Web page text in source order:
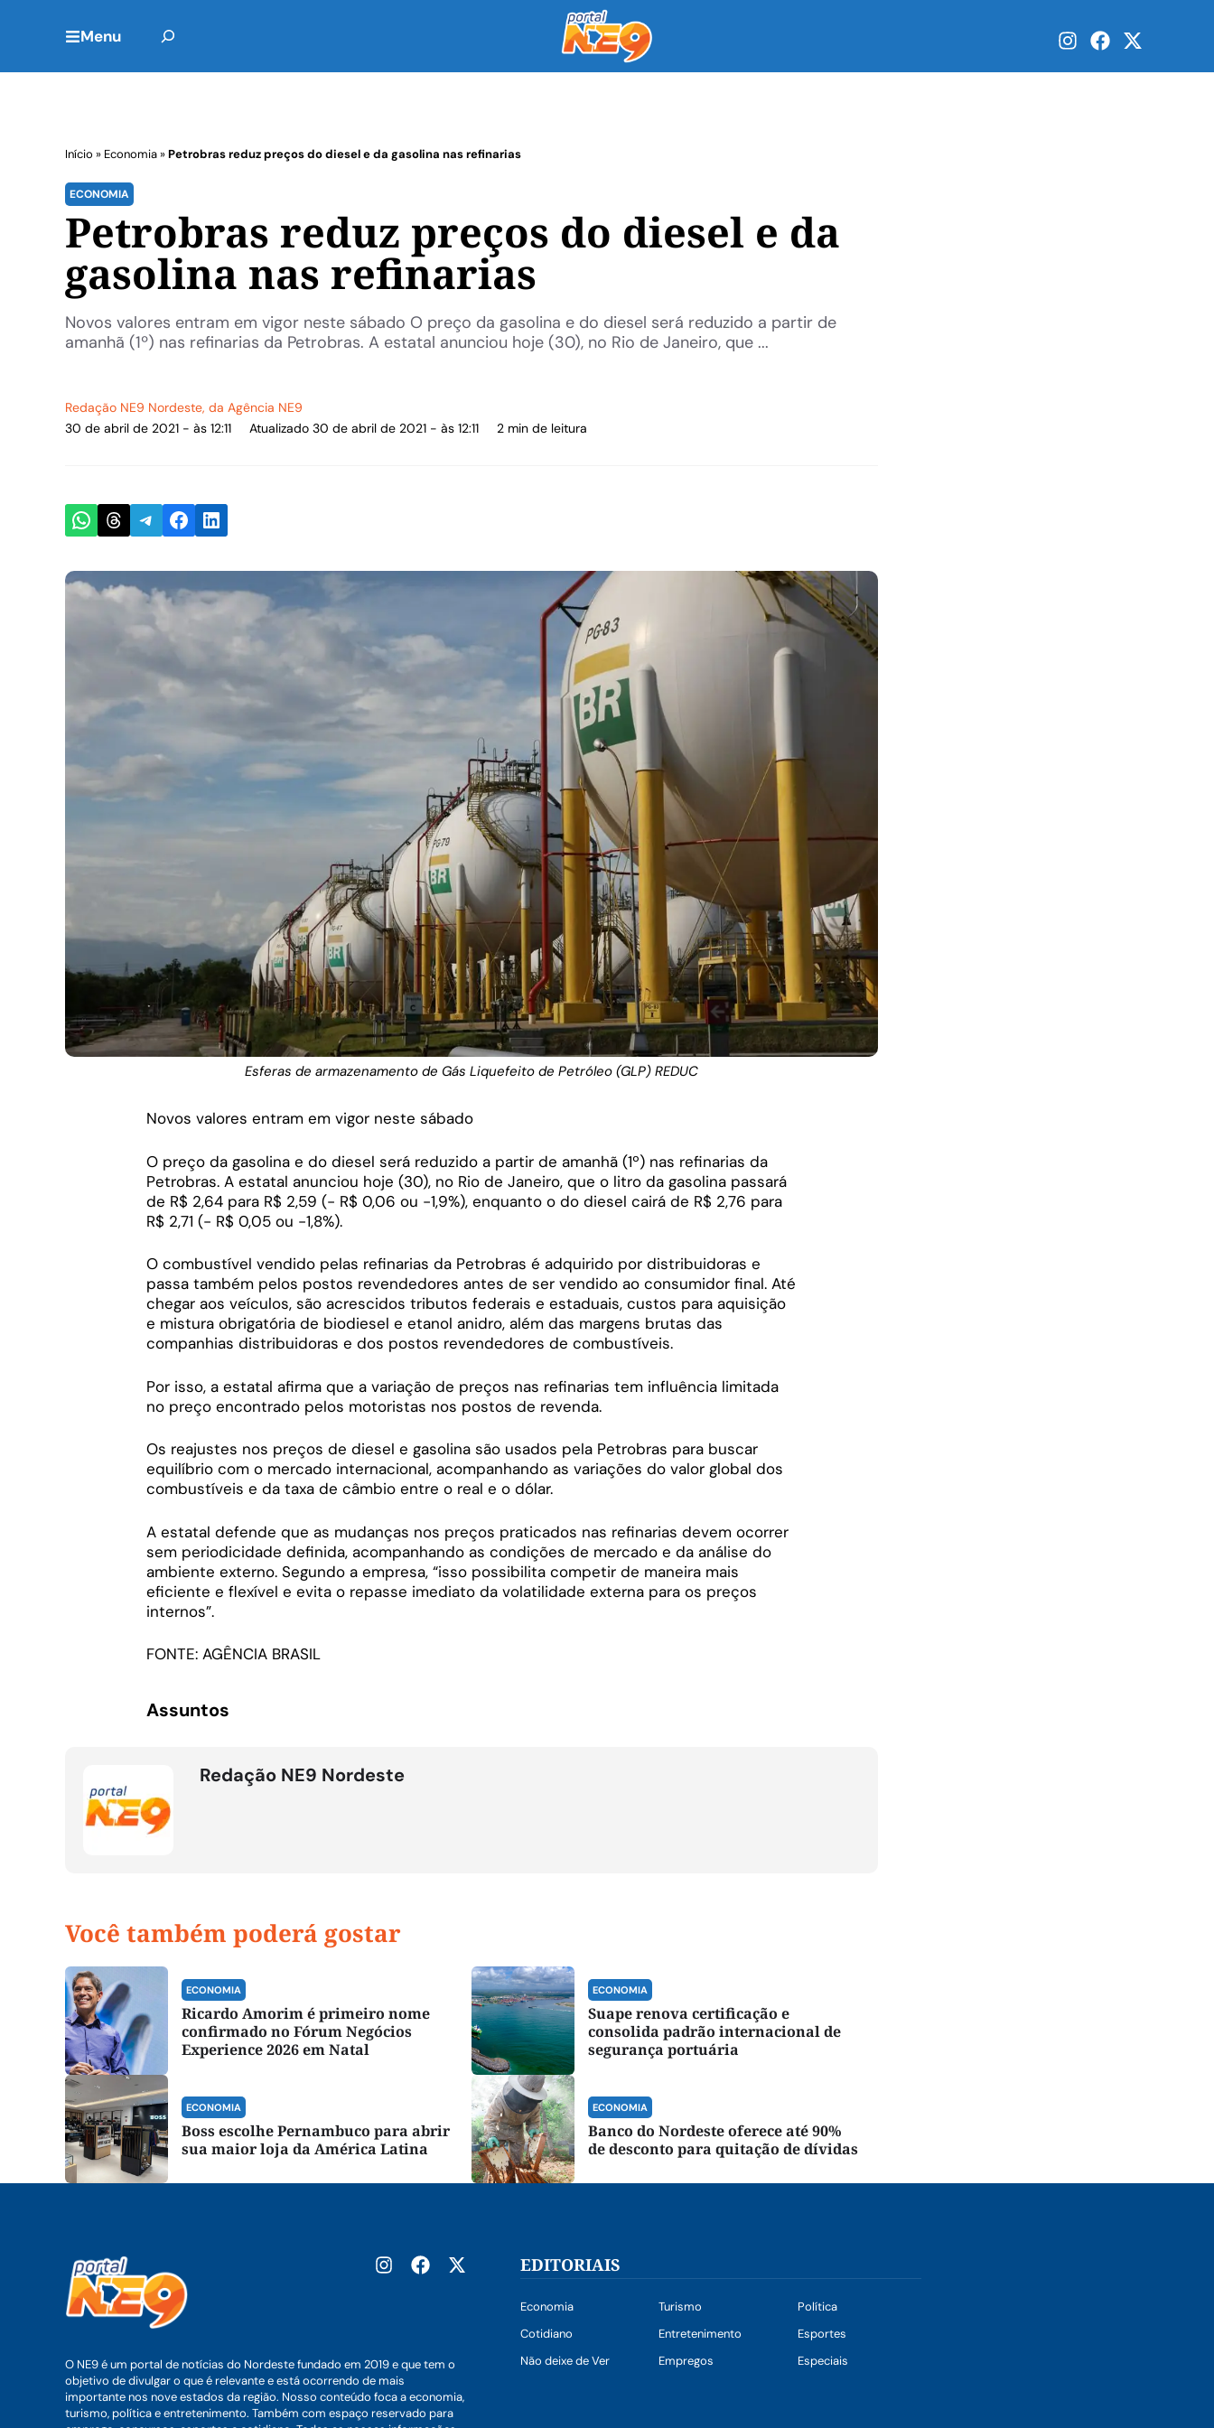
Menu
Início » Economia»Petrobras reduz preços do diesel e da gasolina nas refinarias
ECONOMIA
Petrobras reduz preços do diesel e da
gasolina nas refinarias
Novos valores entram em vigor neste sábado O preço da gasolina e do diesel será reduzido a partir de
amanhã (1º) nas refinarias da Petrobras. A estatal anunciou hoje (30), no Rio de Janeiro, que ...
Redação NE9 Nordeste, da Agência NE9
30 de abril de 2021 - às 12:11
Atualizado 30 de abril de 2021 - às 12:11 2 min de leitura
Share on WhatsApp
Share on Threads
Share on Telegram
Share on Facebook
Share on LinkedIn
Esferas de armazenamento de Gás Liquefeito de Petróleo (GLP) REDUC
Novos valores entram em vigor neste sábado
O preço da gasolina e do diesel será reduzido a partir de amanhã (1º) nas refinarias da
Petrobras. A estatal anunciou hoje (30), no Rio de Janeiro, que o litro da gasolina passará
de R$ 2,64 para R$ 2,59 (- R$ 0,06 ou -1,9%), enquanto o do diesel cairá de R$ 2,76 para
R$ 2,71 (- R$ 0,05 ou -1,8%).
O combustível vendido pelas refinarias da Petrobras é adquirido por distribuidoras e
passa também pelos postos revendedores antes de ser vendido ao consumidor final. Até
chegar aos veículos, são acrescidos tributos federais e estaduais, custos para aquisição
e mistura obrigatória de biodiesel e etanol anidro, além das margens brutas das
companhias distribuidoras e dos postos revendedores de combustíveis.
Por isso, a estatal afirma que a variação de preços nas refinarias tem influência limitada
no preço encontrado pelos motoristas nos postos de revenda.
Os reajustes nos preços de diesel e gasolina são usados pela Petrobras para buscar
equilíbrio com o mercado internacional, acompanhando as variações do valor global dos
combustíveis e da taxa de câmbio entre o real e o dólar.
A estatal defende que as mudanças nos preços praticados nas refinarias devem ocorrer
sem periodicidade definida, acompanhando as condições de mercado e da análise do
ambiente externo. Segundo a empresa, “isso possibilita competir de maneira mais
eficiente e flexível e evita o repasse imediato da volatilidade externa para os preços
internos”.
FONTE: AGÊNCIA BRASIL
Assuntos
Redação NE9 Nordeste
Você também poderá gostar
ECONOMIA
Ricardo Amorim é primeiro nome
confirmado no Fórum Negócios
Experience 2026 em Natal
ECONOMIA
Suape renova certificação e
consolida padrão internacional de
segurança portuária
ECONOMIA
Boss escolhe Pernambuco para abrir
sua maior loja da América Latina
ECONOMIA
Banco do Nordeste oferece até 90%
de desconto para quitação de dívidas
O NE9 é um portal de notícias do Nordeste fundado em 2019 e que tem o
objetivo de divulgar o que é relevante e está ocorrendo de mais
importante nos nove estados da região. Nosso conteúdo foca a economia,
turismo, política e entretenimento. Também com espaço reservado para
EDITORIAIS
Economia Turismo
Política
Cotidiano
Entretenimento
Esportes
Não deixe de Ver
Empregos Especiais